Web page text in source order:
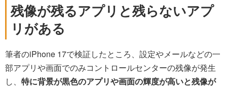
残像が残るアプリと残らないアプ
リがある
筆者のiPhone 17で検証したところ、設定やメールなどの一
部アプリや画面でのみコントロールセンターの残像が発生
し、 特に背景が黒色のアプリや画面の輝度が高いと残像が